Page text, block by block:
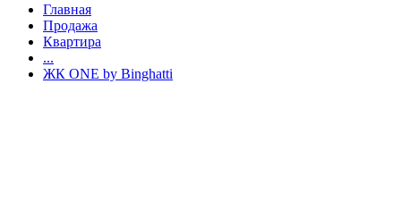
Главная
Продажа
Квартира
...
ЖК ONE by Binghatti